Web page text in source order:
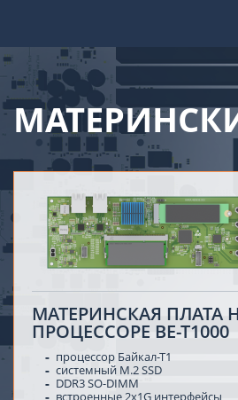
МАТЕРИНСКАЯ ПЛАТА
ПРОЦЕССОРЕ BE-T1000
процессор Байкал-Т1
системный M.2 SSD
DDR3 SO-DIMM
встроенные 2x1G интерфейсы